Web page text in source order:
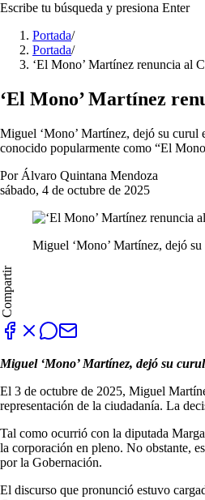
Escribe tu búsqueda y presiona Enter
Portada/
Portada/
‘El Mono’ Martínez renuncia al
‘El Mono’ Martínez
Miguel ‘Mono’ Martínez, dejó su curul
conocido popularmente como “El
Por Álvaro Quintana Mendoza
sábado, 4 de octubre de 2025
Miguel ‘Mono’ Martínez, dejó
Compartir
Miguel ‘Mono’ Martínez, dejó su
El 3 de octubre de 2025, Miguel
representación de la ciudadanía. La
Tal como ocurrió con la diputada
la corporación en pleno. No obstante,
por la Gobernación.
El discurso que pronunció estuvo